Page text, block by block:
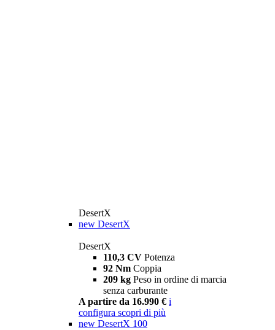
DesertX
new DesertX
DesertX
110,3 CV Potenza
92 Nm Coppia
209 kg Peso in ordine di marcia
senza carburante
A partire da 16.990 € i
configura scopri di più
new DesertX 100